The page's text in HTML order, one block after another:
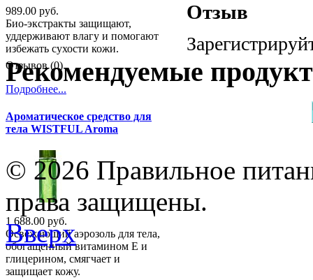
Отзыв
989.00 руб.
Био-экстракты защищают,
уддерживают влагу и помогают
избежать сухости кожи.
Отзывов (0)
Подробнее...
Ароматическое средство для
тела WISTFUL Aroma
1 688.00 руб.
Освежающий аэрозоль для тела,
обогащенный витамином Е и
глицерином, смягчает и
защищает кожу.
Рекомендуемые
© 2026 Правильное
права защищены.
Вверх